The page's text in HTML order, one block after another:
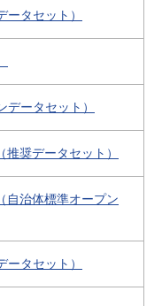
タセット）
ータセット）
奨データセット）
自治体標準オープン
タセット）